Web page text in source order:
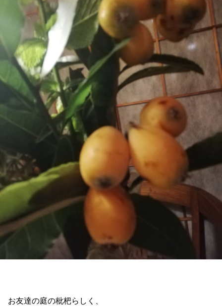
お友達の庭の枇杷らしく、